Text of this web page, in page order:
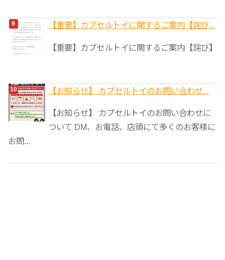
【重要】カプセルトイに関するご案内【詫び...
【重要】カプセルトイに関するご案内【詫び】
【お知らせ】 カプセルトイのお問い合わせ...
【お知らせ】 カプセルトイのお問い合わせに
ついて DM、お電話、店頭にて多くのお客様に
お問...